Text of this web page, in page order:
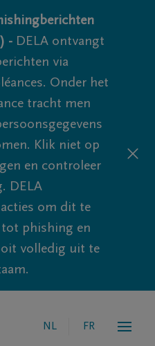
- DELA ontvangt
via
Onder het
tracht men
Klik niet op
en controleer
DELA
om dit te
phishing en
volledig uit te
NL FR